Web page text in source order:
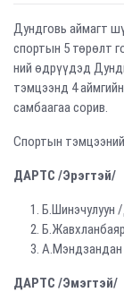
Дундговь аймагт
спортын 5 төрөлт
ний өдрүүдэд
тэмцээнд 4
самбаагаа сорив.
Спортын
ДАРТС /Эрэгтэй/
Б.Шинэчулуун
ДАРТС /Эмэгтэй/